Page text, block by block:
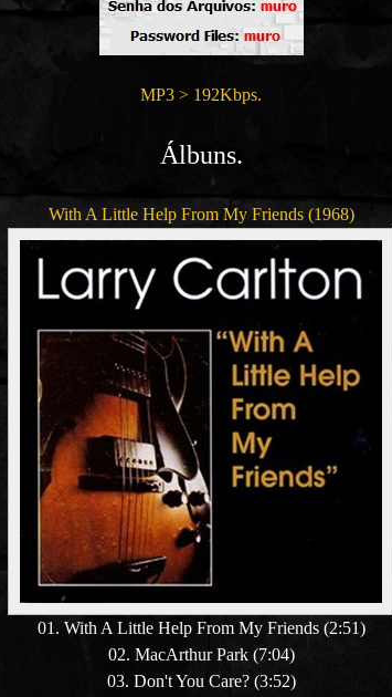
MP3 > 192Kbps.
Álbuns.
With A Little Help From My Friends (1968)
01. With A Little Help From My Friends (2:51)
02. MacArthur Park (7:04)
03. Don't You Care? (3:52)